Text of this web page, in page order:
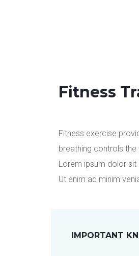
Fitness
Fitness exercise
breathing controls
Lorem ipsum dolor
Ut enim ad minim
IMPORTANT